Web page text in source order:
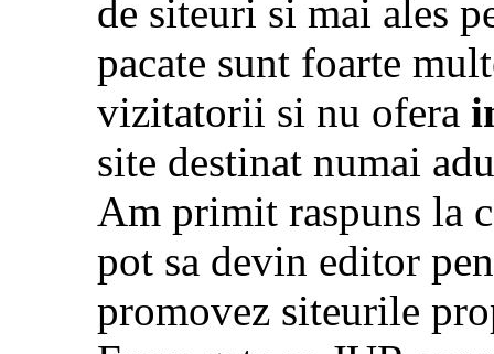
de siteuri si mai ales
pacate sunt foarte
vizitatorii si nu ofera
site destinat numai
Am primit raspuns la
pot sa devin editor
promovez siteurile